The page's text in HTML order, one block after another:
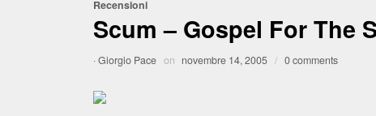
Recensioni
Scum – Gospel For The
·Giorgio Pace on novembre 14, 2005 / 0 comments